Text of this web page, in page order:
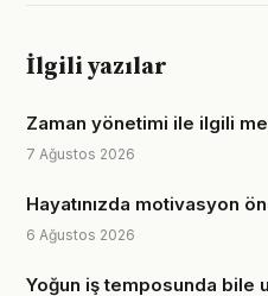
İlgili yazılar
Zaman yönetimi ile ilgili
7 Ağustos 2026
Hayatınızda motivasyon
6 Ağustos 2026
Yoğun iş temposunda bile